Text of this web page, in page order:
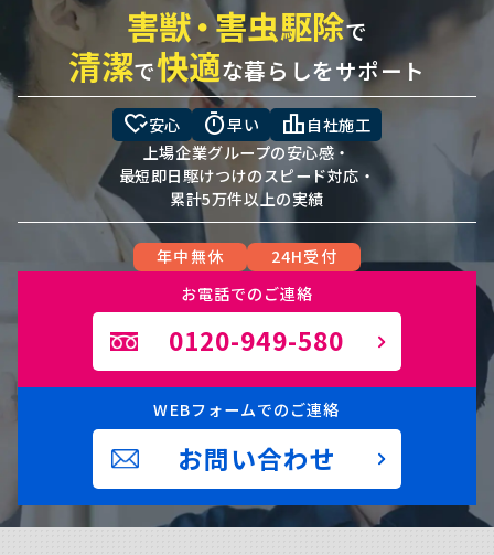
害獣・害虫駆除で
清潔で快適な暮らしをサポート
heart_check安心 timer早い leaderboard 自社施工
上場企業グループの安心感・
最短即日駆けつけのスピード対応・
累計5万件以上の実績
年中無休
24H受付
お電話でのご連絡
0120-949-580
WEBフォームでのご連絡
お問い合わせ